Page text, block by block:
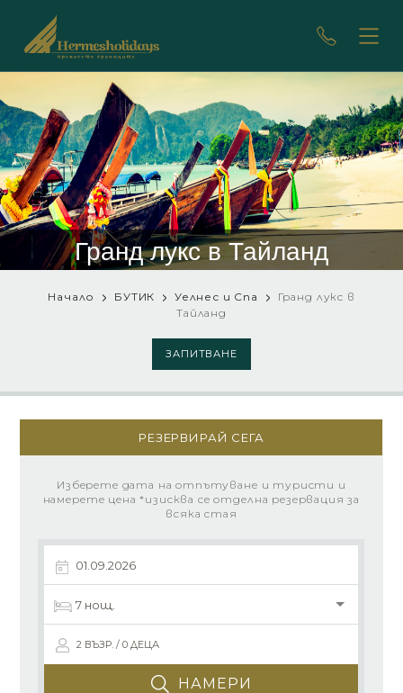
Гранд лукс в Тайланд
Начало БУТИК Уелнес и Спа
Гранд лукс в
Тайланд
ЗАПИТВАНЕ
РЕЗЕРВИРАЙ СЕГА
Изберете дата на отпътуване и туристи и
намерете цена *изисква се отделна резервация за
всяка стая
2 ВЪЗР. / 0 ДЕЦА
НАМЕРИ